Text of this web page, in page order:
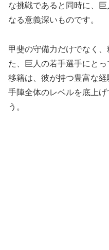
な挑戦であると同時に、
なる意義深いものです。
甲斐の守備力だけでなく
た、巨人の若手選手にとっ
移籍は、彼が持つ豊富な
手陣全体のレベルを底上
う。